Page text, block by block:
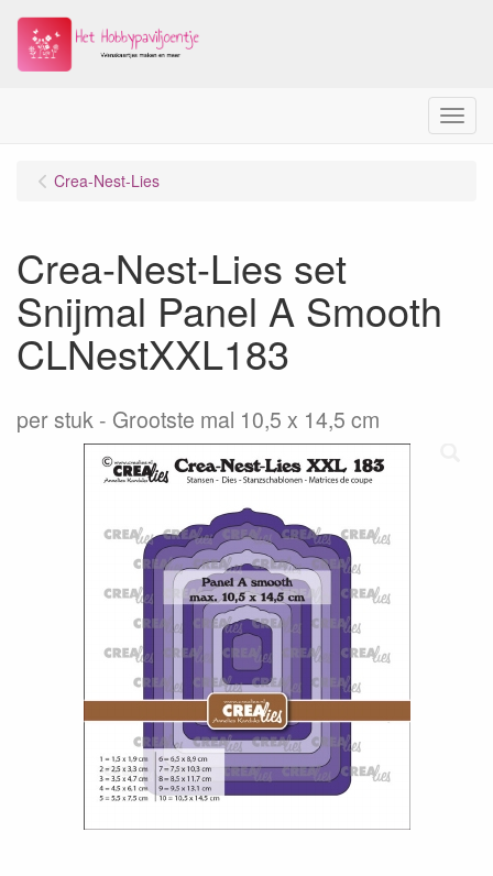
Menu
Crea-Nest-Lies
Crea-Nest-Lies set
Snijmal Panel A Smooth
CLNestXXL183
per stuk Grootste mal 10,5 x 14,5 cm